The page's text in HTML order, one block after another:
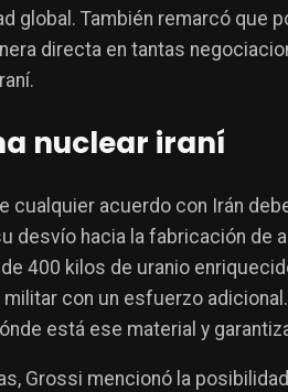
global. También remarcó que
directa en tantas
nuclear iraní
cualquier acuerdo con Irán
desvío hacia la fabricación de
400 kilos de uranio
con un esfuerzo
está ese material y
Grossi mencionó la